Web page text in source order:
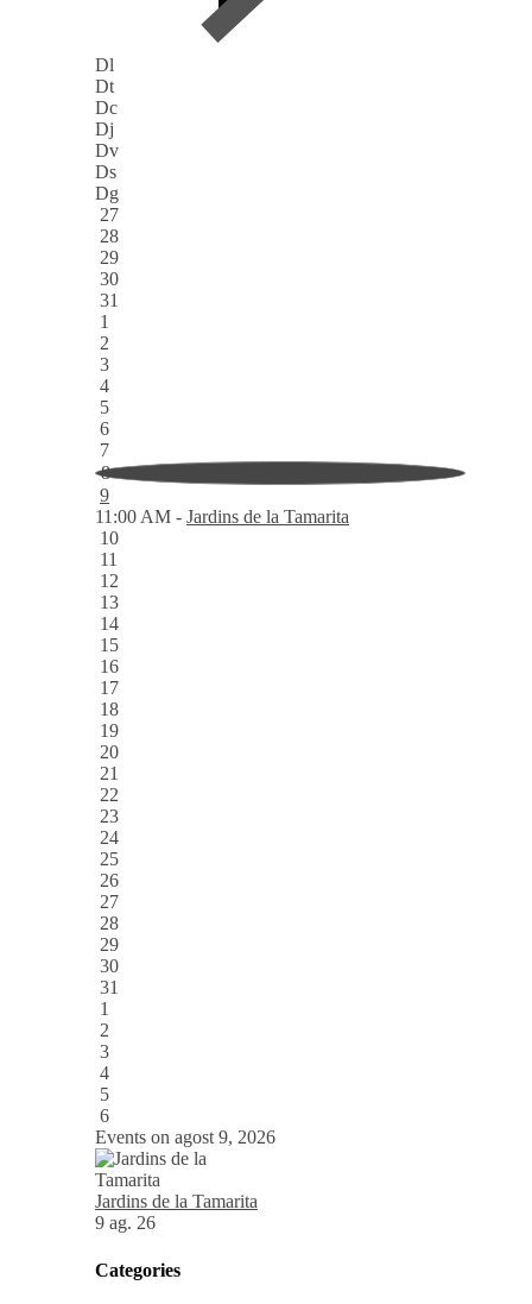
Dl
Dt
Dc
Dj
Dv
Ds
Dg
27
28
29
30
31
1
2
3
4
5
6
7
8
9
11:00 AM - Jardins de la Tamarita
10
11
12
13
14
15
16
17
18
19
20
21
22
23
24
25
26
27
28
29
30
31
1
2
3
4
5
6
Events on agost 9, 2026
Jardins de la Tamarita
9 ag. 26
Categories